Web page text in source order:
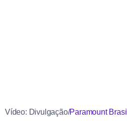
Vídeo: Divulgação/Paramount Brasil